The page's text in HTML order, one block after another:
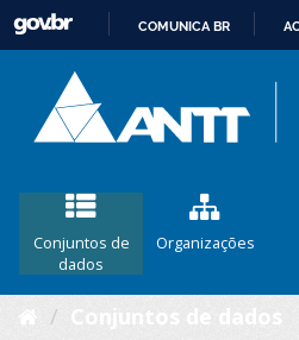
COMUNICA BR
Conjuntos de
dados
Organizações